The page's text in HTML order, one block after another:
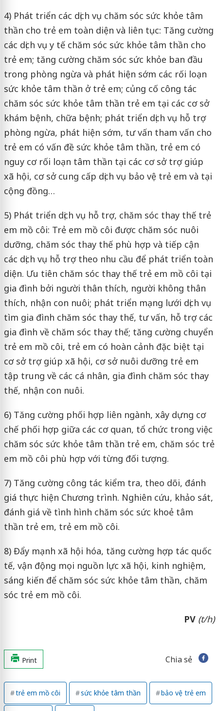
4) Phát triển các dịch vụ chăm sóc sức khỏe tâm
thần cho trẻ em toàn diện và liên tục: Tăng cường
các dịch vụ y tế chăm sóc sức khỏe tâm thần cho
trẻ em; tăng cường chăm sóc sức khỏe ban đầu
trong phòng ngừa và phát hiện sớm các rối loạn
sức khỏe tâm thần ở trẻ em; củng cố công tác
chăm sóc sức khỏe tâm thần trẻ em tại các cơ sở
khám bệnh, chữa bệnh; phát triển dịch vụ hỗ trợ
phòng ngừa, phát hiện sớm, tư vấn tham vấn cho
trẻ em có vấn đề sức khỏe tâm thần, trẻ em có
nguy cơ rối loạn tâm thần tại các cơ sở trợ giúp
xã hội, cơ sở cung cấp dịch vụ bảo vệ trẻ em và tại
cộng đồng…
5) Phát triển dịch vụ hỗ trợ, chăm sóc thay thế trẻ
em mồ côi: Trẻ em mồ côi được chăm sóc nuôi
dưỡng, chăm sóc thay thế phù hợp và tiếp cận
các dịch vụ hỗ trợ theo nhu cầu để phát triển toàn
diện. Ưu tiên chăm sóc thay thế trẻ em mồ côi tại
gia đình bởi người thân thích, người không thân
thích, nhận con nuôi; phát triển mạng lưới dịch vụ
tìm gia đình chăm sóc thay thế, tư vấn, hỗ trợ các
gia đình về chăm sóc thay thế; tăng cường chuyển
trẻ em mồ côi, trẻ em có hoàn cảnh đặc biệt tại
cơ sở trợ giúp xã hội, cơ sở nuôi dưỡng trẻ em
tập trung về các cá nhân, gia đình chăm sóc thay
thế, nhận con nuôi.
6) Tăng cường phối hợp liên ngành, xây dựng cơ
chế phối hợp giữa các cơ quan, tổ chức trong việc
chăm sóc sức khỏe tâm thần trẻ em, chăm sóc trẻ
em mồ côi phù hợp với từng đối tượng.
7) Tăng cường công tác kiểm tra, theo dõi, đánh
giá thực hiện Chương trình. Nghiên cứu, khảo sát,
đánh giá về tình hình chăm sóc sức khoẻ tâm
thần trẻ em, trẻ em mồ côi.
8) Đẩy mạnh xã hội hóa, tăng cường hợp tác quốc
tế, vận động mọi nguồn lực xã hội, kinh nghiệm,
sáng kiến để chăm sóc sức khỏe tâm thần, chăm
sóc trẻ em mồ côi.
PV (t/h)
Print Chia sẻ
trẻ em mồ côi sức khỏe tâm thần bảo vệ trẻ em